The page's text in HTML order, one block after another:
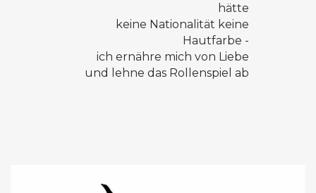
hätte
keine Nationalität keine
Hautfarbe -
ich ernähre mich von Liebe
und lehne das Rollenspiel ab